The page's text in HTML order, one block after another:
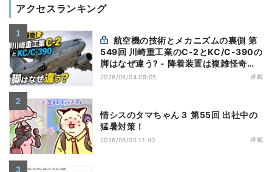
アクセスランキング
549回 川崎重工業のC-2とKC/C-390の
脚はなぜ違う? - 降着装置は複雑怪奇
(5)|軍用輸送機(10)
2026/08/04 09:05 連載
情シスのタマちゃん３ 第55回 出社中の
猛暑対策！
2026/08/05 11:00 連載